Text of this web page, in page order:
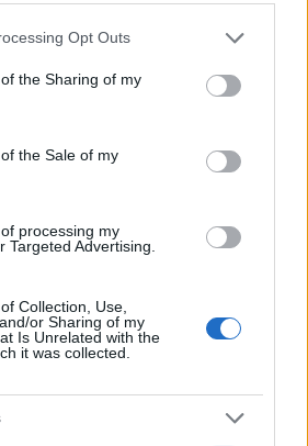
app uses one or more Google
or usage behaviour. You may click to
to Google and its third-party tags to
specified purposes in below Google
Opt Outs
the Sharing of my
the Sale of my
processing my
Targeted Advertising.
Collection, Use,
or Sharing of my
Is Unrelated with the
it was collected.
fiducia sia una pratica diffusa, il
e coraggio. Sono questi i passi
di un cambiamento
Capelli
ha raccontato una
veronese dal loggiato di Piazza
una linea editoriale che
storia locale sui social.
storica, possiede una
di programmi teatrali degli